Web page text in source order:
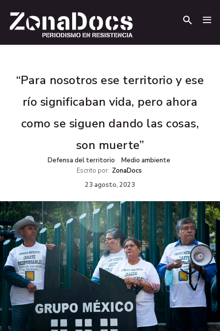
“Para nosotros ese territorio y ese
río significaban vida, pero ahora
como se siguen dando las cosas,
son muerte”
Defensa del territorio
Medio ambiente
Escrito por: ZonaDocs
23 agosto, 2023